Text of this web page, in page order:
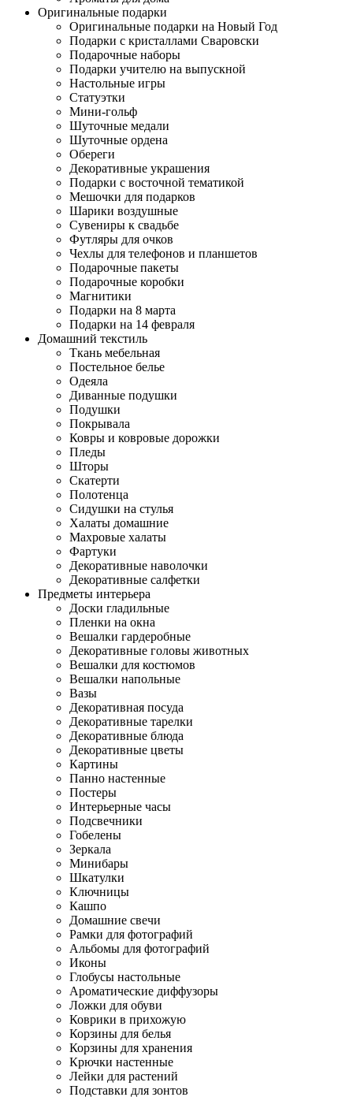
Оригинальные подарки
Оригинальные подарки на Новый Год
Подарки с кристаллами Сваровски
Подарочные наборы
Подарки учителю на выпускной
Настольные игры
Статуэтки
Мини-гольф
Шуточные медали
Шуточные ордена
Обереги
Декоративные украшения
Подарки с восточной тематикой
Мешочки для подарков
Шарики воздушные
Сувениры к свадьбе
Футляры для очков
Чехлы для телефонов и планшетов
Подарочные пакеты
Подарочные коробки
Магнитики
Подарки на 8 марта
Подарки на 14 февраля
Домашний текстиль
Ткань мебельная
Постельное белье
Одеяла
Диванные подушки
Подушки
Покрывала
Ковры и ковровые дорожки
Пледы
Шторы
Скатерти
Полотенца
Сидушки на стулья
Халаты домашние
Махровые халаты
Фартуки
Декоративные наволочки
Декоративные салфетки
Предметы интерьера
Доски гладильные
Пленки на окна
Вешалки гардеробные
Декоративные головы животных
Вешалки для костюмов
Вешалки напольные
Вазы
Декоративная посуда
Декоративные тарелки
Декоративные блюда
Декоративные цветы
Картины
Панно настенные
Постеры
Интерьерные часы
Подсвечники
Гобелены
Зеркала
Минибары
Шкатулки
Ключницы
Кашпо
Домашние свечи
Рамки для фотографий
Альбомы для фотографий
Иконы
Глобусы настольные
Ароматические диффузоры
Ложки для обуви
Коврики в прихожую
Корзины для белья
Корзины для хранения
Крючки настенные
Лейки для растений
Подставки для зонтов